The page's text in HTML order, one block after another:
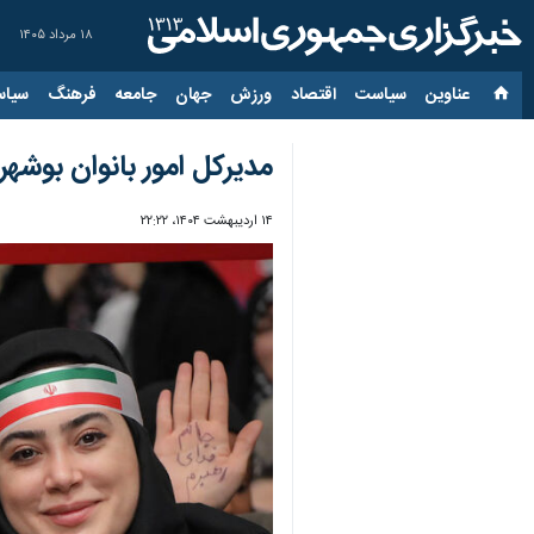
۱۸ مرداد ۱۴۰۵
عناوین‌ سیاست اقتصاد ورزش جهان جامعه فرهنگ
مدیرکل امور بانوان بوشهر: ۷۰۰ دختر اثرگذار در این استان شناسایی
۱۴ اردیبهشت ۱۴۰۴، ۲۲:۲۲